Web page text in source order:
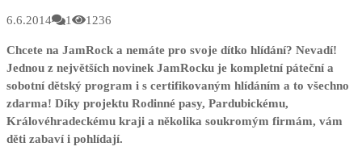
6.6.2014 1 1236
Chcete na JamRock a nemáte pro svoje dítko hlídání? Nevadí!
Jednou z největších novinek JamRocku je kompletní páteční a
sobotní dětský program i s certifikovaným hlídáním a to všechno
zdarma! Díky projektu Rodinné pasy, Pardubickému,
Královéhradeckému kraji a několika soukromým firmám, vám
děti zabaví i pohlídají.